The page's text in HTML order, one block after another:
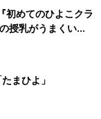
初めてのひよこクラ
授乳がうまくい
のトラブル 解決テ
まひよ」